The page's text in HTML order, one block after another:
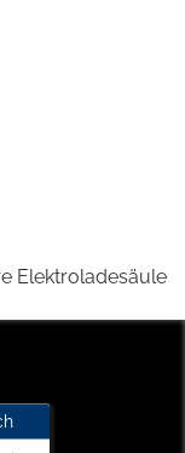
Elektroladesäule